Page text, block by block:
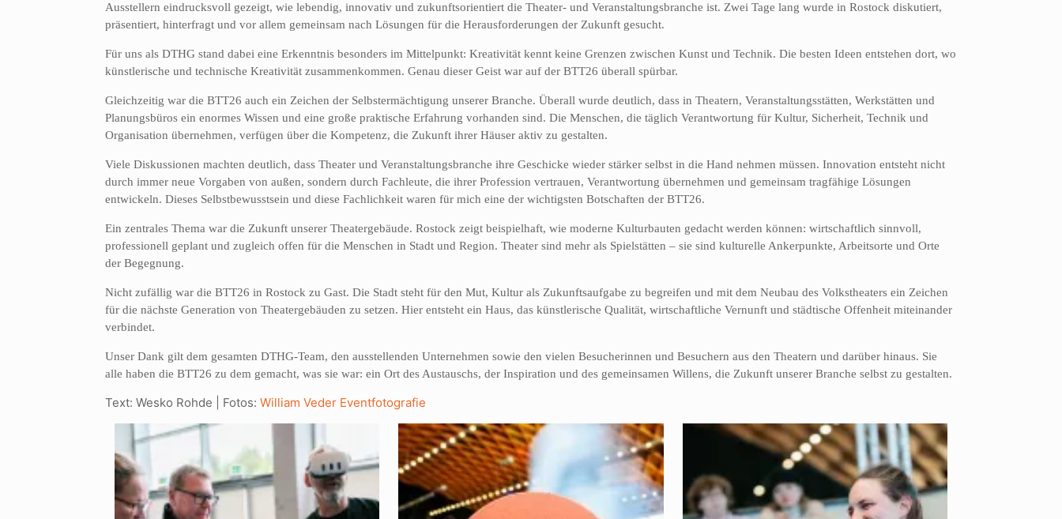
Ausstellern eindrucksvoll gezeigt, wie lebendig, innovativ und zukunftsorientiert die Theater- und Veranstaltungsbranche ist. Zwei Tage lang wurde in Rostock diskutiert,
präsentiert, hinterfragt und vor allem gemeinsam nach Lösungen für die Herausforderungen der Zukunft gesucht.
Für uns als DTHG stand dabei eine Erkenntnis besonders im Mittelpunkt: Kreativität kennt keine Grenzen zwischen Kunst und Technik. Die besten Ideen entstehen dort, wo
künstlerische und technische Kreativität zusammenkommen. Genau dieser Geist war auf der BTT26 überall spürbar.
Gleichzeitig war die BTT26 auch ein Zeichen der Selbstermächtigung unserer Branche. Überall wurde deutlich, dass in Theatern, Veranstaltungsstätten, Werkstätten und
Planungsbüros ein enormes Wissen und eine große praktische Erfahrung vorhanden sind. Die Menschen, die täglich Verantwortung für Kultur, Sicherheit, Technik und
Organisation übernehmen, verfügen über die Kompetenz, die Zukunft ihrer Häuser aktiv zu gestalten.
Viele Diskussionen machten deutlich, dass Theater und Veranstaltungsbranche ihre Geschicke wieder stärker selbst in die Hand nehmen müssen. Innovation entsteht nicht
durch immer neue Vorgaben von außen, sondern durch Fachleute, die ihrer Profession vertrauen, Verantwortung übernehmen und gemeinsam tragfähige Lösungen
entwickeln. Dieses Selbstbewusstsein und diese Fachlichkeit waren für mich eine der wichtigsten Botschaften der BTT26.
Ein zentrales Thema war die Zukunft unserer Theatergebäude. Rostock zeigt beispielhaft, wie moderne Kulturbauten gedacht werden können: wirtschaftlich sinnvoll,
professionell geplant und zugleich offen für die Menschen in Stadt und Region. Theater sind mehr als Spielstätten – sie sind kulturelle Ankerpunkte, Arbeitsorte und Orte
der Begegnung.
Nicht zufällig war die BTT26 in Rostock zu Gast. Die Stadt steht für den Mut, Kultur als Zukunftsaufgabe zu begreifen und mit dem Neubau des Volkstheaters ein Zeichen
für die nächste Generation von Theatergebäuden zu setzen. Hier entsteht ein Haus, das künstlerische Qualität, wirtschaftliche Vernunft und städtische Offenheit miteinander
verbindet.
Unser Dank gilt dem gesamten DTHG-Team, den ausstellenden Unternehmen sowie den vielen Besucherinnen und Besuchern aus den Theatern und darüber hinaus. Sie
alle haben die BTT26 zu dem gemacht, was sie war: ein Ort des Austauschs, der Inspiration und des gemeinsamen Willens, die Zukunft unserer Branche selbst zu gestalten.
Text: Wesko Rohde | Fotos: William Veder Eventfotografie